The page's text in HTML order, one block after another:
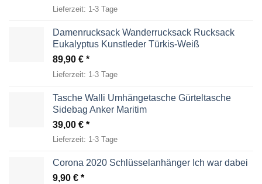
Lieferzeit: 1-3 Tage
Damenrucksack Wanderrucksack Rucksack
Eukalyptus Kunstleder Türkis-Weiß
89,90 €
Lieferzeit: 1-3 Tage
Tasche Walli Umhängetasche Gürteltasche
Sidebag Anker Maritim
39,00 €
Lieferzeit: 1-3 Tage
Corona 2020 Schlüsselanhänger Ich war dabei
9,90 €